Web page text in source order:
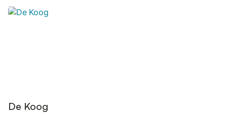
De Koog